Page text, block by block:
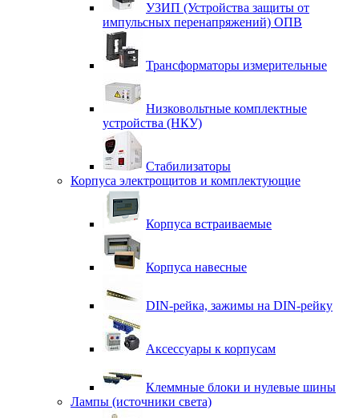
УЗИП (Устройства защиты от
импульсных перенапряжений) ОПВ
Трансформаторы измерительные
Низковольтные комплектные
устройства (НКУ)
Стабилизаторы
Корпуса электрощитов и комплектующие
Корпуса встраиваемые
Корпуса навесные
DIN-рейка, зажимы на DIN-рейку
Аксессуары к корпусам
Клеммные блоки и нулевые шины
Лампы (источники света)